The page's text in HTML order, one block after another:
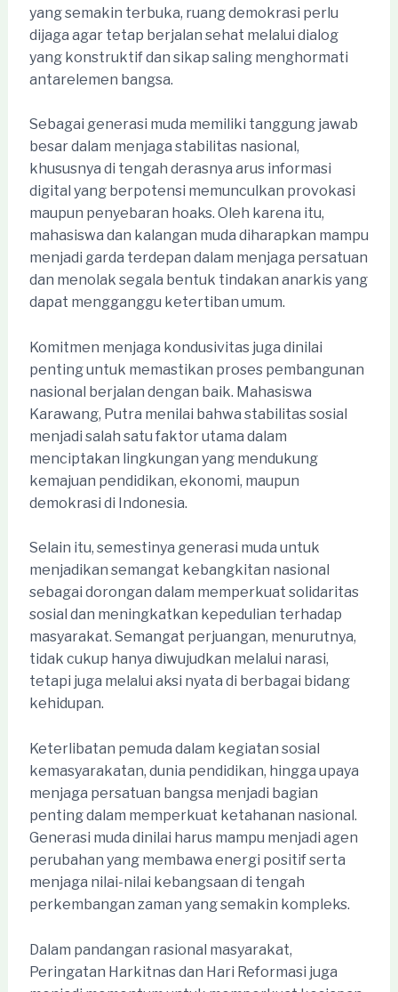
yang semakin terbuka, ruang demokrasi perlu
dijaga agar tetap berjalan sehat melalui dialog
yang konstruktif dan sikap saling menghormati
antarelemen bangsa.
Sebagai generasi muda memiliki tanggung jawab
besar dalam menjaga stabilitas nasional,
khususnya di tengah derasnya arus informasi
digital yang berpotensi memunculkan provokasi
maupun penyebaran hoaks. Oleh karena itu,
mahasiswa dan kalangan muda diharapkan mampu
menjadi garda terdepan dalam menjaga persatuan
dan menolak segala bentuk tindakan anarkis yang
dapat mengganggu ketertiban umum.
Komitmen menjaga kondusivitas juga dinilai
penting untuk memastikan proses pembangunan
nasional berjalan dengan baik. Mahasiswa
Karawang, Putra menilai bahwa stabilitas sosial
menjadi salah satu faktor utama dalam
menciptakan lingkungan yang mendukung
kemajuan pendidikan, ekonomi, maupun
demokrasi di Indonesia.
Selain itu, semestinya generasi muda untuk
menjadikan semangat kebangkitan nasional
sebagai dorongan dalam memperkuat solidaritas
sosial dan meningkatkan kepedulian terhadap
masyarakat. Semangat perjuangan, menurutnya,
tidak cukup hanya diwujudkan melalui narasi,
tetapi juga melalui aksi nyata di berbagai bidang
kehidupan.
Keterlibatan pemuda dalam kegiatan sosial
kemasyarakatan, dunia pendidikan, hingga upaya
menjaga persatuan bangsa menjadi bagian
penting dalam memperkuat ketahanan nasional.
Generasi muda dinilai harus mampu menjadi agen
perubahan yang membawa energi positif serta
menjaga nilai-nilai kebangsaan di tengah
perkembangan zaman yang semakin kompleks.
Dalam pandangan rasional masyarakat,
Peringatan Harkitnas dan Hari Reformasi juga